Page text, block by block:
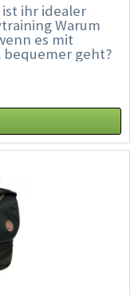
ist ihr idealer
Warum
es mit
bequemer geht?